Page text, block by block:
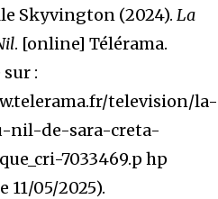
Skyvington (2024). La
. [online] Télérama.
:
television/la-
nil-de-sara-creta-
7033469.p hp
11/05/2025).